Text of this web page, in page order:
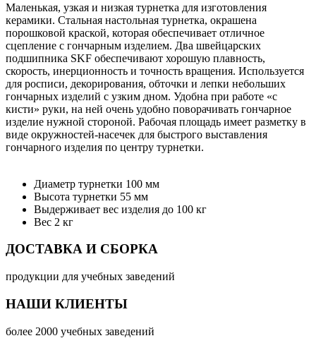
Маленькая, узкая и низкая турнетка для изготовления
керамики. Стальная настольная турнетка, окрашена
порошковой краской, которая обеспечивает отличное
сцепление с гончарным изделием. Два швейцарских
подшипника SKF обеспечивают хорошую плавность,
скорость, инерционность и точность вращения. Используется
для росписи, декорирования, обточки и лепки небольших
гончарных изделий с узким дном. Удобна при работе «с
кисти» руки, на ней очень удобно поворачивать гончарное
изделие нужной стороной. Рабочая площадь имеет разметку в
виде окружностей-насечек для быстрого выставления
гончарного изделия по центру турнетки.
Диаметр турнетки 100 мм
Высота турнетки 55 мм
Выдерживает вес изделия до 100 кг
Вес 2 кг
ДОСТАВКА И СБОРКА
продукции для учебных заведений
НАШИ КЛИЕНТЫ
более 2000 учебных заведений